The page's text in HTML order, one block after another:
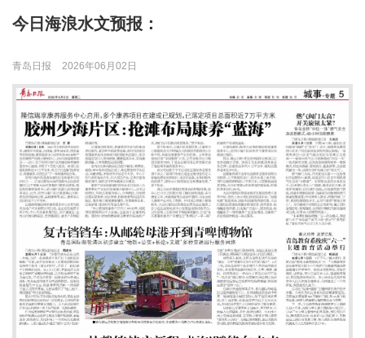
今日海浪水文预报：
青岛日报 2026年06月02日